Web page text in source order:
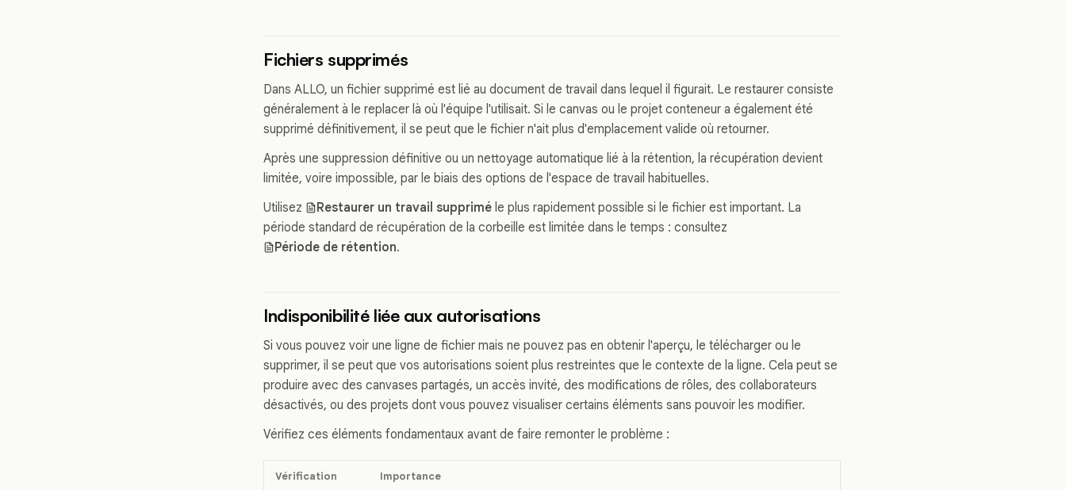
Fichiers supprimés
Dans ALLO, un fichier supprimé est lié au document de travail dans lequel il figurait. Le restaurer consiste
généralement à le replacer là où l'équipe l'utilisait. Si le canvas ou le projet conteneur a également été
supprimé définitivement, il se peut que le fichier n'ait plus d'emplacement valide où retourner.
Après une suppression définitive ou un nettoyage automatique lié à la rétention, la récupération devient
limitée, voire impossible, par le biais des options de l'espace de travail habituelles.
Utilisez
Restaurer un travail supprimé le plus rapidement possible si le fichier est important. La
période standard de récupération de la corbeille est limitée dans le temps : consultez
Période de rétention.
Indisponibilité liée aux autorisations
Si vous pouvez voir une ligne de fichier mais ne pouvez pas en obtenir l'aperçu, le télécharger ou le
supprimer, il se peut que vos autorisations soient plus restreintes que le contexte de la ligne. Cela peut se
produire avec des canvases partagés, un accès invité, des modifications de rôles, des collaborateurs
désactivés, ou des projets dont vous pouvez visualiser certains éléments sans pouvoir les modifier.
Vérifiez ces éléments fondamentaux avant de faire remonter le problème :
Vérification Importance